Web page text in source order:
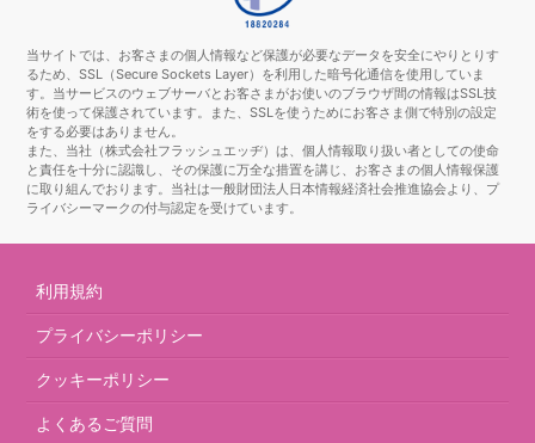
当サイトでは、お客さまの個人情報など保護が必要なデータを安全にやりとりす
るため、SSL（Secure Sockets Layer）を利用した暗号化通信を使用していま
す。当サービスのウェブサーバとお客さまがお使いのブラウザ間の情報はSSL技
術を使って保護されています。また、SSLを使うためにお客さま側で特別の設定
をする必要はありません。
また、当社（株式会社フラッシュエッヂ）は、個人情報取り扱い者としての使命
と責任を十分に認識し、その保護に万全な措置を講じ、お客さまの個人情報保護
に取り組んでおります。当社は一般財団法人日本情報経済社会推進協会より、プ
ライバシーマークの付与認定を受けています。
利用規約
プライバシーポリシー
クッキーポリシー
よくあるご質問